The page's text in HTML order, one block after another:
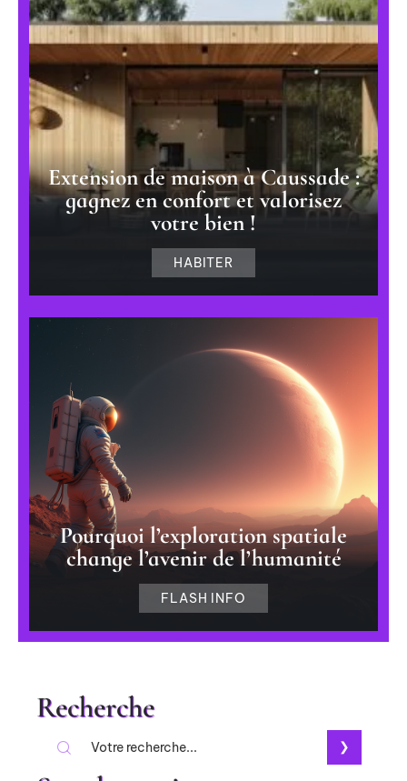
Extension de maison à Caussade :
gagnez en confort et valorisez
votre bien !
HABITER
Pourquoi l’exploration spatiale
change l’avenir de l’humanité
FLASH INFO
Recherche